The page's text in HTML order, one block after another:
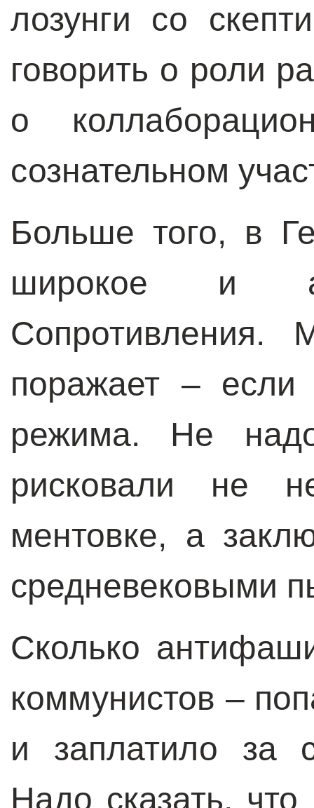
лозунги со
говорить о роли
о
сознательном
Больше того, в
широкое и
Сопротивления.
поражает – если
режима. Не
рисковали не
ментовке, а
средневековыми
Сколько
коммунистов –
и заплатило за
Надо сказать,